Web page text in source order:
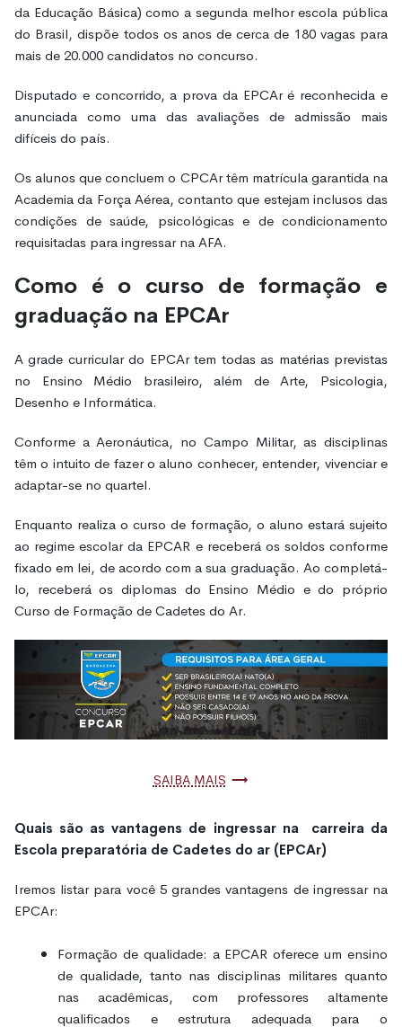
da Educação Básica) como a segunda melhor escola pública
do Brasil, dispõe todos os anos de cerca de 180 vagas para
mais de 20.000 candidatos no concurso.
Disputado e concorrido, a prova da EPCAr é reconhecida e
anunciada como uma das avaliações de admissão mais
difíceis do país.
Os alunos que concluem o CPCAr têm matrícula garantida na
Academia da Força Aérea, contanto que estejam inclusos das
condições de saúde, psicológicas e de condicionamento
requisitadas para ingressar na AFA.
Como é o curso de formação e
graduação na EPCAr
A grade curricular do EPCAr tem todas as matérias previstas
no Ensino Médio brasileiro, além de Arte, Psicologia,
Desenho e Informática.
Conforme a Aeronáutica, no Campo Militar, as disciplinas
têm o intuito de fazer o aluno conhecer, entender, vivenciar e
adaptar-se no quartel.
Enquanto realiza o curso de formação, o aluno estará sujeito
ao regime escolar da EPCAR e receberá os soldos conforme
fixado em lei, de acordo com a sua graduação. Ao completá-
lo, receberá os diplomas do Ensino Médio e do próprio
Curso de Formação de Cadetes do Ar.
Saiba mais
Quais são as vantagens de ingressar na carreira da
Escola preparatória de Cadetes do ar (EPCAr)
Iremos listar para você 5 grandes vantagens de ingressar na
EPCAr:
Formação de qualidade: a EPCAR oferece um ensino
de qualidade, tanto nas disciplinas militares quanto
nas acadêmicas, com professores altamente
qualificados e estrutura adequada para o